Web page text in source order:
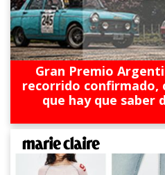
Gran Premio
recorrido
que hay que saber